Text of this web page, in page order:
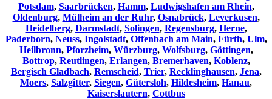
Potsdam, Saarbrücken, Hamm, Ludwigshafen am Rhein,
Oldenburg, Mülheim an der Ruhr, Osnabrück, Leverkusen,
Heidelberg, Darmstadt, Solingen, Regensburg, Herne,
Paderborn, Neuss, Ingolstadt, Offenbach am Main, Fürth, Ulm,
Heilbronn, Pforzheim, Würzburg, Wolfsburg, Göttingen,
Bottrop, Reutlingen, Erlangen, Bremerhaven, Koblenz,
Bergisch Gladbach, Remscheid, Trier, Recklinghausen, Jena,
Moers, Salzgitter, Siegen, Gütersloh, Hildesheim, Hanau,
Kaiserslautern, Cottbus